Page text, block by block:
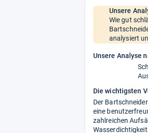
Unsere
Wie gut
analysiert
Unsere Analyse
Die wichtigsten
Der
eine
zahlreichen